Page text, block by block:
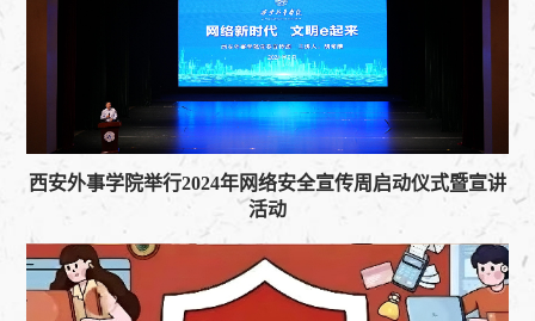
西安外事学院举行2024年网络安全宣传周启动仪式暨宣讲
活动